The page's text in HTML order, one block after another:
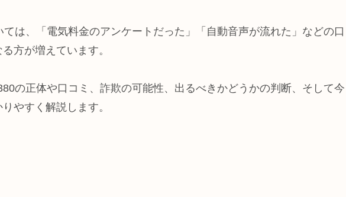
は、「電気料金のアンケートだった」「自動音声が流れた」などの口
方が増えています。
の正体や口コミ、詐欺の可能性、出るべきかどうかの判断、そして今
やすく解説します。